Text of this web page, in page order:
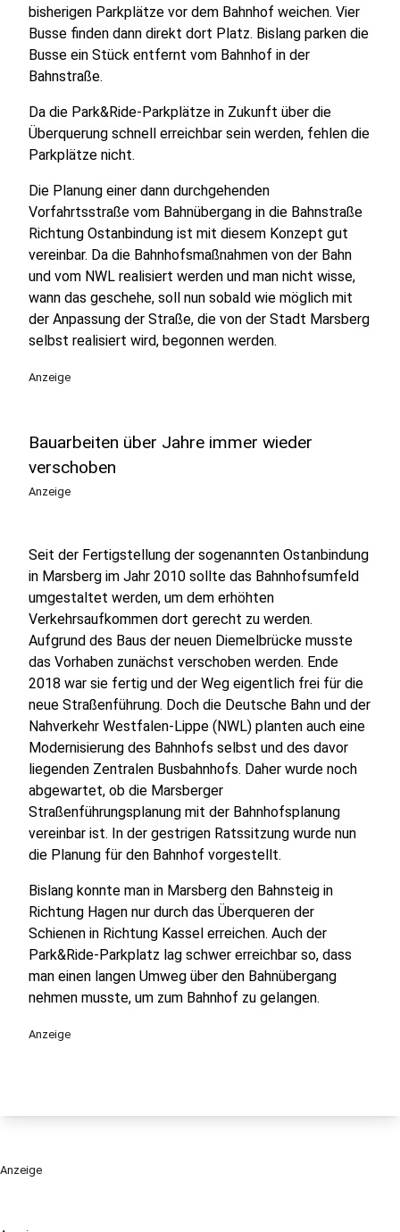
bisherigen Parkplätze vor dem Bahnhof weichen. Vier
Busse finden dann direkt dort Platz. Bislang parken die
Busse ein Stück entfernt vom Bahnhof in der
Bahnstraße.
Da die Park&Ride-Parkplätze in Zukunft über die
Überquerung schnell erreichbar sein werden, fehlen die
Parkplätze nicht.
Die Planung einer dann durchgehenden
Vorfahrtsstraße vom Bahnübergang in die Bahnstraße
Richtung Ostanbindung ist mit diesem Konzept gut
vereinbar. Da die Bahnhofsmaßnahmen von der Bahn
und vom NWL realisiert werden und man nicht wisse,
wann das geschehe, soll nun sobald wie möglich mit
der Anpassung der Straße, die von der Stadt Marsberg
selbst realisiert wird, begonnen werden.
Anzeige
Bauarbeiten über Jahre immer wieder
verschoben
Anzeige
Seit der Fertigstellung der sogenannten Ostanbindung
in Marsberg im Jahr 2010 sollte das Bahnhofsumfeld
umgestaltet werden, um dem erhöhten
Verkehrsaufkommen dort gerecht zu werden.
Aufgrund des Baus der neuen Diemelbrücke musste
das Vorhaben zunächst verschoben werden. Ende
2018 war sie fertig und der Weg eigentlich frei für die
neue Straßenführung. Doch die Deutsche Bahn und der
Nahverkehr Westfalen-Lippe (NWL) planten auch eine
Modernisierung des Bahnhofs selbst und des davor
liegenden Zentralen Busbahnhofs. Daher wurde noch
abgewartet, ob die Marsberger
Straßenführungsplanung mit der Bahnhofsplanung
vereinbar ist. In der gestrigen Ratssitzung wurde nun
die Planung für den Bahnhof vorgestellt.
Bislang konnte man in Marsberg den Bahnsteig in
Richtung Hagen nur durch das Überqueren der
Schienen in Richtung Kassel erreichen. Auch der
Park&Ride-Parkplatz lag schwer erreichbar so, dass
man einen langen Umweg über den Bahnübergang
nehmen musste, um zum Bahnhof zu gelangen.
Anzeige
Anzeige